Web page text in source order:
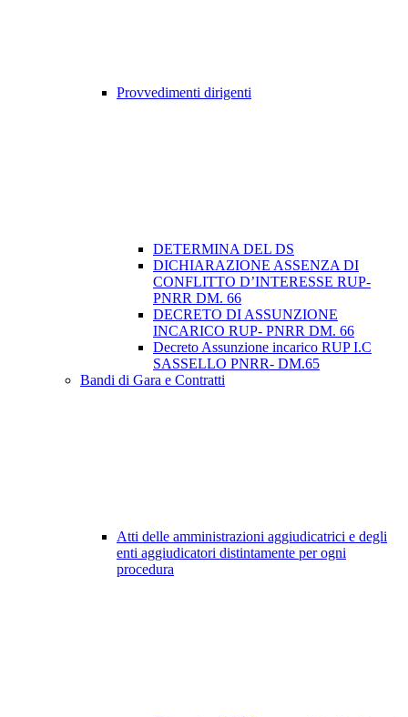
Provvedimenti dirigenti
DETERMINA DEL DS
DICHIARAZIONE ASSENZA DI
CONFLITTO D’INTERESSE RUP-
PNRR DM. 66
DECRETO DI ASSUNZIONE
INCARICO RUP- PNRR DM. 66
Decreto Assunzione incarico RUP I.C
SASSELLO PNRR- DM.65
Bandi di Gara e Contratti
Atti delle amministrazioni aggiudicatrici e degli
enti aggiudicatori distintamente per ogni
procedura